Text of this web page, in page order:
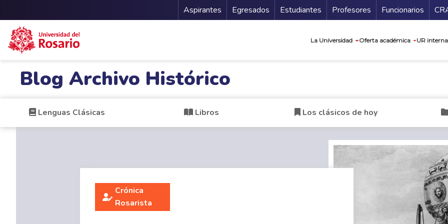
Menu Secundario
Aspirantes Egresados Estudiantes Profesores Funcionarios
La Universidad Oferta académica UR
Blog Archivo Histórico
Lenguas Clásicas Libros Los clásicos de hoy
Crónica
Rosarista